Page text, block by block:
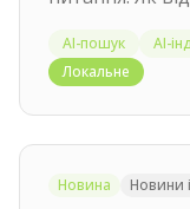
AI-пошук AI-
Локальне
Новина Новини